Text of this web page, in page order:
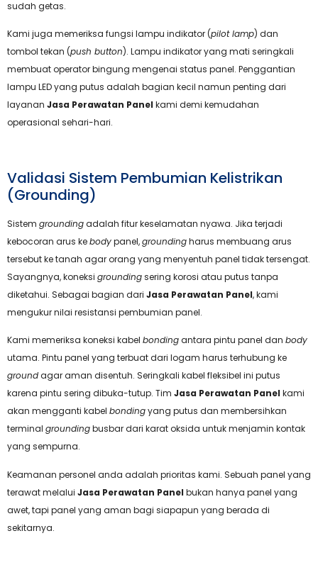
sudah getas.
Kami juga memeriksa fungsi lampu indikator (pilot lamp) dan
tombol tekan (push button). Lampu indikator yang mati seringkali
membuat operator bingung mengenai status panel. Penggantian
lampu LED yang putus adalah bagian kecil namun penting dari
layanan Jasa Perawatan Panel kami demi kemudahan
operasional sehari-hari.
Validasi Sistem Pembumian Kelistrikan
(Grounding)
Sistem groundingadalah fitur keselamatan nyawa. Jika terjadi
kebocoran arus kebodypanel,groundingharus membuang arus
tersebut ke tanah agar orang yang menyentuh panel tidak tersengat.
Sayangnya, koneksi groundingsering korosi atau putus tanpa
diketahui. Sebagai bagian dari Jasa Perawatan Panel, kami
mengukur nilai resistansi pembumian panel.
Kami memeriksa koneksi kabel bondingantara pintu panel dan body
utama. Pintu panel yang terbuat dari logam harus terhubung ke
groundagar aman disentuh. Seringkali kabel fleksibel ini putus
karena pintu sering dibuka-tutup. Tim Jasa Perawatan Panel kami
akan mengganti kabel bondingyang putus dan membersihkan
terminal groundingbusbar dari karat oksida untuk menjamin kontak
yang sempurna.
Keamanan personel anda adalah prioritas kami. Sebuah panel yang
terawat melalui Jasa Perawatan Panel bukan hanya panel yang
awet, tapi panel yang aman bagi siapapun yang berada di
sekitarnya.